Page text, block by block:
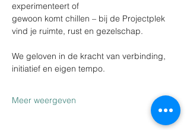
experimenteert of
gewoon komt chillen – bij de Projectplek
vind je ruimte, rust en gezelschap.
We geloven in de kracht van verbinding,
initiatief en eigen tempo.
Meer weergeven